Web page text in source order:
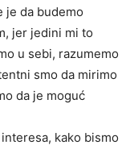
je da budemo
jer jedini mi to
u sebi, razumemo
smo da mirimo
da je moguć
kako bismo